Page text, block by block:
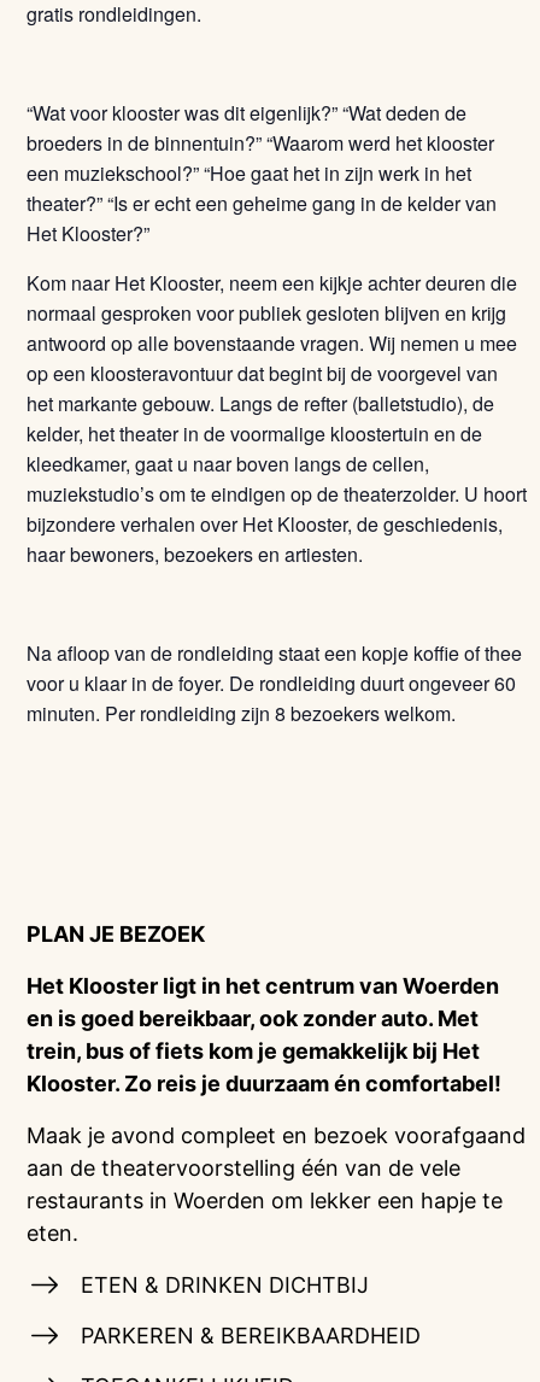
gratis rondleidingen.
“Wat voor klooster was dit eigenlijk?” “Wat deden de
broeders in de binnentuin?” “Waarom werd het klooster
een muziekschool?” “Hoe gaat het in zijn werk in het
theater?” “Is er echt een geheime gang in de kelder van
Het Klooster?”
Kom naar Het Klooster, neem een kijkje achter deuren die
normaal gesproken voor publiek gesloten blijven en krijg
antwoord op alle bovenstaande vragen. Wij nemen u mee
op een kloosteravontuur dat begint bij de voorgevel van
het markante gebouw. Langs de refter (balletstudio), de
kelder, het theater in de voormalige kloostertuin en de
kleedkamer, gaat u naar boven langs de cellen,
muziekstudio’s om te eindigen op de theaterzolder. U hoort
bijzondere verhalen over Het Klooster, de geschiedenis,
haar bewoners, bezoekers en artiesten.
Na afloop van de rondleiding staat een kopje koffie of thee
voor u klaar in de foyer. De rondleiding duurt ongeveer 60
minuten. Per rondleiding zijn 8 bezoekers welkom.
PLAN JE BEZOEK
Het Klooster ligt in het centrum van Woerden
en is goed bereikbaar, ook zonder auto. Met
trein, bus of fiets kom je gemakkelijk bij Het
Klooster. Zo reis je duurzaam én comfortabel!
Maak je avond compleet en bezoek voorafgaand
aan de theatervoorstelling één van de vele
restaurants in Woerden om lekker een hapje te
eten.
ETEN & DRINKEN DICHTBIJ
PARKEREN & BEREIKBAARDHEID